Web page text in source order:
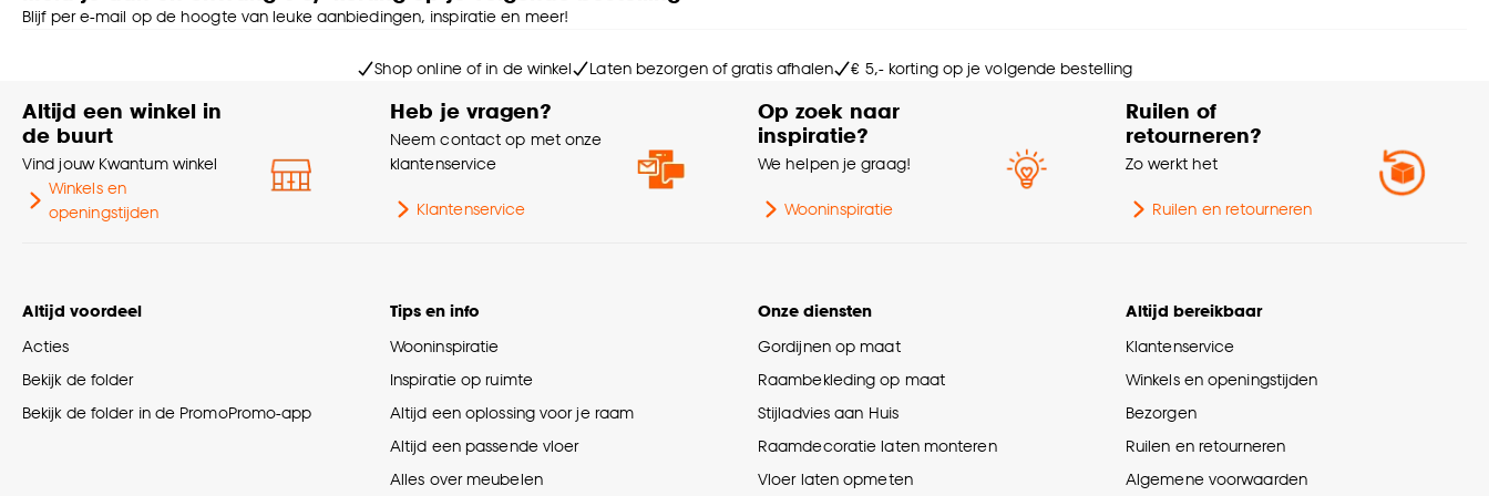
Blijf per e-mail op de hoogte van leuke aanbiedingen, inspiratie en meer!
Shop online of in de winkel Laten bezorgen of gratis afhalen € 5,- korting op je volgende bestelling
Altijd een winkel in
de buurt
Vind jouw Kwantum winkel
Winkels en
openingstijden
Heb je vragen?
Neem contact op met onze
klantenservice
Klantenservice
Op zoek naar
inspiratie?
We helpen je graag!
Wooninspiratie
Ruilen of
retourneren?
Zo werkt het
Ruilen en retourneren
Altijd voordeel
Acties
Bekijk de folder
Bekijk de folder in de PromoPromo-app
Tips en info
Wooninspiratie
Inspiratie op ruimte
Altijd een oplossing voor je raam
Altijd een passende vloer
Alles over meubelen
Onze diensten
Gordijnen op maat
Raambekleding op maat
Stijladvies aan Huis
Raamdecoratie laten monteren
Vloer laten opmeten
Altijd bereikbaar
Klantenservice
Winkels en openingstijden
Bezorgen
Ruilen en retourneren
Algemene voorwaarden